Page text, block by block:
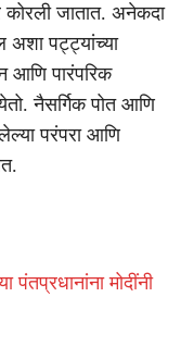
कोरली जातात. अनेकदा
अशा पट्ट्यांच्या
आणि पारंपरिक
नैसर्गिक पोत आणि
परंपरा आणि
मोदींनी